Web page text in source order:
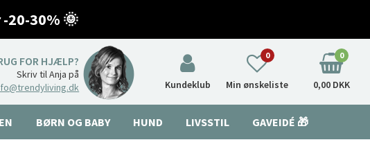
20-30% 🌞
FOR HJÆLP?
Skriv til Anja på
Kundeklub Min ønskeliste
0 0
0,00 DKK
BØRN OG BABY HUND LIVSSTIL GAVEIDÉ 🎁